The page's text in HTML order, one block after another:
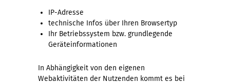
IP-Adresse
technische Infos über Ihren Browsertyp
Ihr Betriebssystem bzw. grundlegende
Geräteinformationen
In Abhängigkeit von den eigenen
Webaktivitäten der Nutzenden kommt es bei